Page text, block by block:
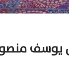
يوسف